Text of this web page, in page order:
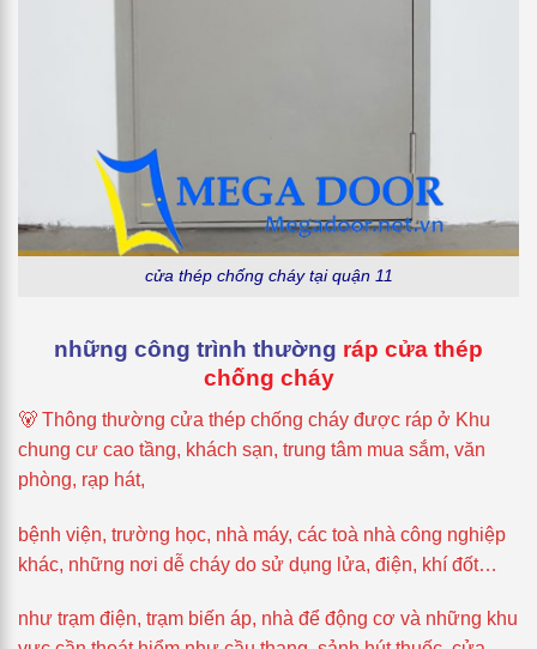
cửa thép chống cháy tại quận 11
những công trình thường ráp cửa thép
chống cháy
🐻 Thông thường cửa thép chống cháy được ráp ở Khu
chung cư cao tầng, khách sạn, trung tâm mua sắm, văn
phòng, rạp hát,
bệnh viện, trường học, nhà máy, các toà nhà công nghiệp
khác, những nơi dễ cháy do sử dụng lửa, điện, khí đốt…
như trạm điện, trạm biến áp, nhà để động cơ và những khu